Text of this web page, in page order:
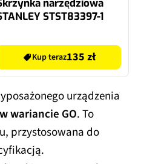
narzędziowa
STST83397-1
Kup teraz135 zł
urządzenia
wariancie GO. To
przystosowana do